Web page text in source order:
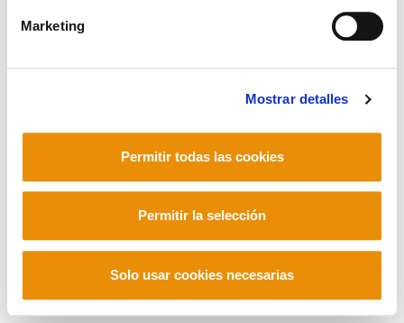
Marketing
Mostrar detalles
Permitir todas las cookies
Permitir la selección
Solo usar cookies necesarias